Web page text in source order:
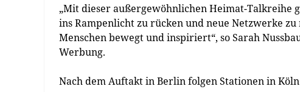
„Mit dieser außergewöhnlichen Heimat-Talkreihe
ins Rampenlicht zu rücken und neue Netzwerke
Menschen bewegt und inspiriert“, so Sarah
Werbung.
Nach dem Auftakt in Berlin folgen Stationen in